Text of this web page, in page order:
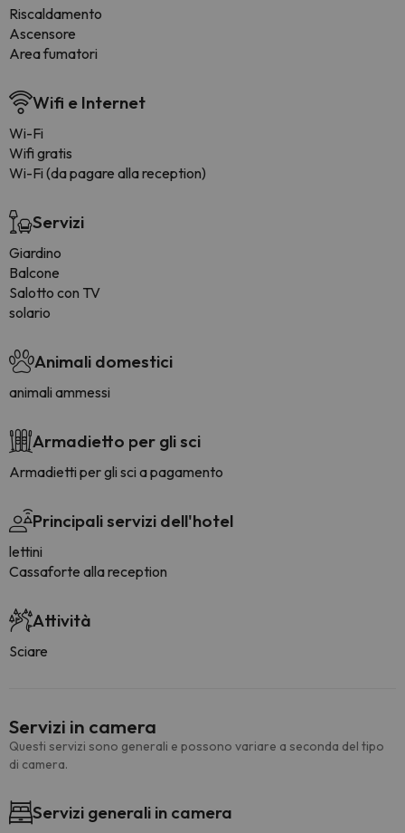
Riscaldamento
Ascensore
Area fumatori
Wifi e Internet
Wi-Fi
Wifi gratis
Wi-Fi (da pagare alla reception)
Servizi
Giardino
Balcone
Salotto con TV
solario
Animali domestici
animali ammessi
Armadietto per gli sci
Armadietti per gli sci a pagamento
Principali servizi dell'hotel
lettini
Cassaforte alla reception
Attività
Sciare
Servizi in camera
Questi servizi sono generali e possono variare a seconda del tipo
di camera.
Servizi generali in camera